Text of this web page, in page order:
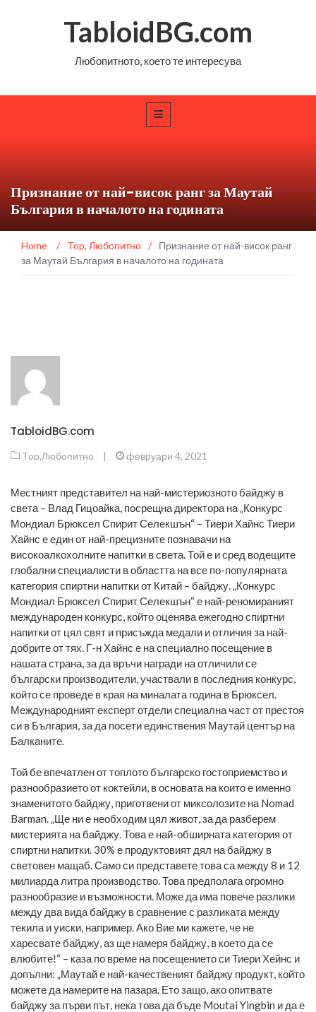
TabloidBG.com
Любопитното, което те интересува
Признание от най-висок ранг за Маутай
България в началото на годината
Home / Top, Любопитно /
Признание от най-висок ранг
за Маутай България в началото на годината
TabloidBG.com
Top,Любопитно | февруари 4, 2021
Местният представител на най-мистериозното байджу в
света – Влад Гицоайка, посрещна директора на „Конкурс
Мондиал Брюксел Спирит Селекшън“ – Тиери Хайнс Тиери
Хайнс е един от най-прецизните познавачи на
високоалкохолните напитки в света. Той е и сред водещите
глобални специалисти в областта на все по-популярната
категория спиртни напитки от Китай – байджу. „Конкурс
Мондиал Брюксел Спирит Селекшън“ е най-реномираният
международен конкурс, който оценява ежегодно спиртни
напитки от цял свят и присъжда медали и отличия за най-
добрите от тях. Г-н Хайнс е на специално посещение в
нашата страна, за да връчи награди на отличили се
български производители, участвали в последния конкурс,
който се проведе в края на миналата година в Брюксел.
Международният експерт отдели специална част от престоя
си в България, за да посети единствения Маутай център на
Балканите.
Той бе впечатлен от топлото българско гостоприемство и
разнообразието от коктейли, в основата на които е именно
знаменитото байджу, приготвени от миксолозите на Nomad
Barman. „Ще ни е необходим цял живот, за да разберем
мистерията на байджу. Това е най-обширната категория от
спиртни напитки. 30% е продуктовият дял на байджу в
световен мащаб. Само си представете това са между 8 и 12
милиарда литра производство. Това предполага огромно
разнообразие и възможности. Може да има повече разлики
между два вида байджу в сравнение с разликата между
текила и уиски, например. Ако Вие ми кажете, че не
харесвате байджу, аз ще намеря байджу, в което да се
влюбите!“ – каза по време на посещението си Тиери Хейнс и
допълни: „Маутай е най-качественият байджу продукт, който
можете да намерите на пазара. Ето защо, ако опитвате
байджу за първи път, нека това да бъде Moutai Yingbin и да е